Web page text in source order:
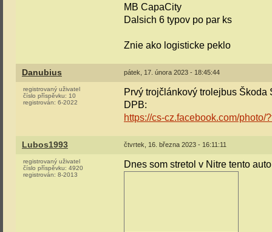
MB CapaCity
Dalsich 6 typov po par ks
Znie ako logisticke peklo
Danubius pátek, 17. února 2023 - 18:45:44
registrovaný uživatel
číslo příspěvku: 10
registrován: 6-2022
Prvý trojčlánkový trolejbus
DPB:
https://cs-cz.facebook.com/
Lubos1993 čtvrtek, 16. března 2023 - 16:11:11
registrovaný uživatel
číslo příspěvku: 4920
registrován: 8-2013
Dnes som stretol v Nitre tento